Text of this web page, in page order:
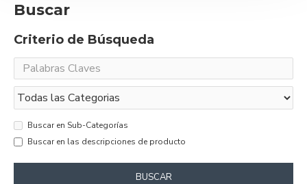
Buscar
Criterio de Búsqueda
Buscar en Sub-Categorías
Buscar en las descripciones de producto
BUSCAR